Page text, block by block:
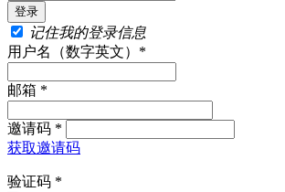
记住我的登录信息
用户名（数字英文）*
邮箱 *
邀请码 *
获取邀请码
验证码 *